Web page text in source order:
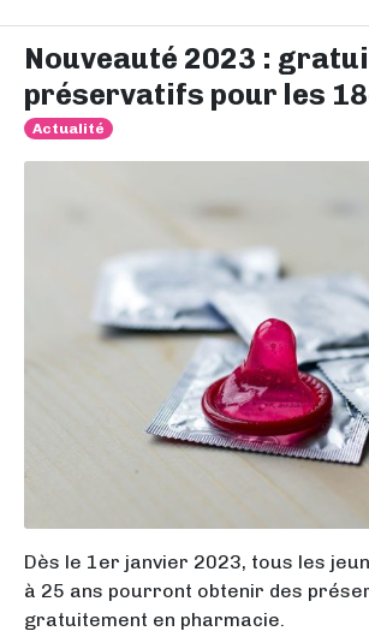
Nouveauté 2023 :
préservatifs pour les
Actualité
Dès le 1er janvier 2023, tous les
à 25 ans pourront obtenir des
gratuitement en pharmacie.